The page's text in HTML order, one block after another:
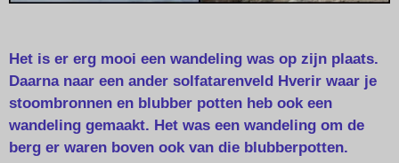
Het is er erg mooi een wandeling was op zijn plaats.
Daarna naar een ander solfatarenveld Hverir waar je
stoombronnen en blubber potten heb ook een
wandeling gemaakt. Het was een wandeling om de
berg er waren boven ook van die blubberpotten.